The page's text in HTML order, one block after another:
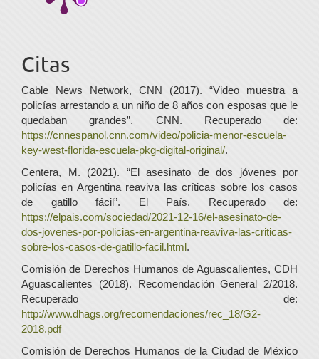
Citas
Cable News Network, CNN (2017). “Video muestra a
policías arrestando a un niño de 8 años con esposas que le
quedaban grandes”. CNN. Recuperado de:
https://cnnespanol.cnn.com/video/policia-menor-escuela-
key-west-florida-escuela-pkg-digital-original/.
Centera, M. (2021). “El asesinato de dos jóvenes por
policías en Argentina reaviva las críticas sobre los casos
de gatillo fácil”. El País. Recuperado de:
https://elpais.com/sociedad/2021-12-16/el-asesinato-de-
dos-jovenes-por-policias-en-argentina-reaviva-las-criticas-
sobre-los-casos-de-gatillo-facil.html.
Comisión de Derechos Humanos de Aguascalientes, CDH
Aguascalientes (2018). Recomendación General 2/2018.
Recuperado de:
http://www.dhags.org/recomendaciones/rec_18/G2-
2018.pdf
Comisión de Derechos Humanos de la Ciudad de México